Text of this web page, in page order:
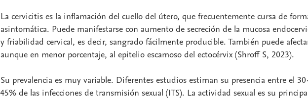
La cervicitis es la inflamación del cuello del útero, que frecuentemente cursa de
asintomática. Puede manifestarse con aumento de secreción de la mucosa
y friabilidad cervical, es decir, sangrado fácilmente producible. También puede
aunque en menor porcentaje, al epitelio escamoso del ectocérvix (Shroff S, 2023).
Su prevalencia es muy variable. Diferentes estudios estiman su presencia entre el
45% de las infecciones de transmisión sexual (ITS). La actividad sexual es su